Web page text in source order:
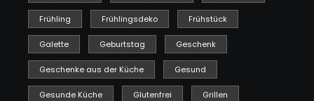
Frühling Frühlingsdeko Frühstück
Galette Geburtstag Geschenk
Geschenke aus der Küche Gesund
Gesunde Küche Glutenfrei Grillen